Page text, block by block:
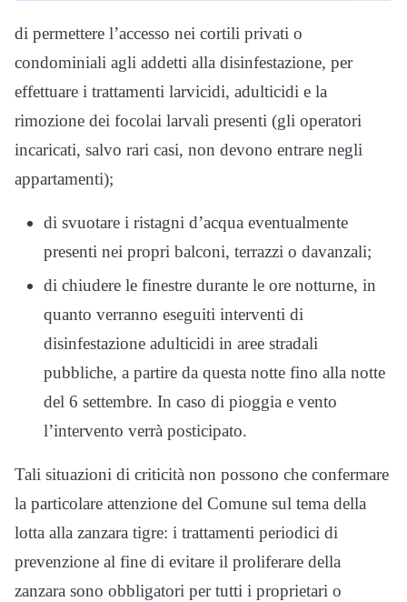
di permettere l’accesso nei cortili privati o
condominiali agli addetti alla disinfestazione, per
effettuare i trattamenti larvicidi, adulticidi e la
rimozione dei focolai larvali presenti (gli operatori
incaricati, salvo rari casi, non devono entrare negli
appartamenti);
di svuotare i ristagni d’acqua eventualmente
presenti nei propri balconi, terrazzi o davanzali;
di chiudere le finestre durante le ore notturne, in
quanto verranno eseguiti interventi di
disinfestazione adulticidi in aree stradali
pubbliche, a partire da questa notte fino alla notte
del 6 settembre. In caso di pioggia e vento
l’intervento verrà posticipato.
Tali situazioni di criticità non possono che confermare
la particolare attenzione del Comune sul tema della
lotta alla zanzara tigre: i trattamenti periodici di
prevenzione al fine di evitare il proliferare della
zanzara sono obbligatori per tutti i proprietari o